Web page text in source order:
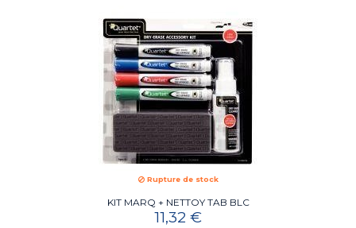
Rupture de stock
KIT MARQ + NETTOY TAB BLC
11,32 €